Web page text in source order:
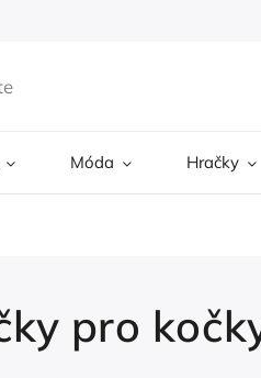
Móda Hračky
pro